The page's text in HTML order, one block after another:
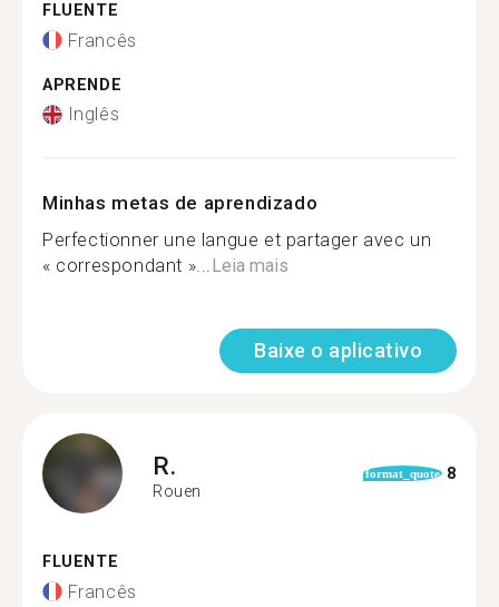
FLUENTE
Francês
APRENDE
Inglês
Minhas metas de aprendizado
Perfectionner une langue et partager avec un
« correspondant »...Leia mais
Baixe o aplicativo
R.
Rouen
format_quote 8
FLUENTE
Francês